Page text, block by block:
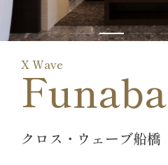
X Wave
クロス・ウェーブ船橋